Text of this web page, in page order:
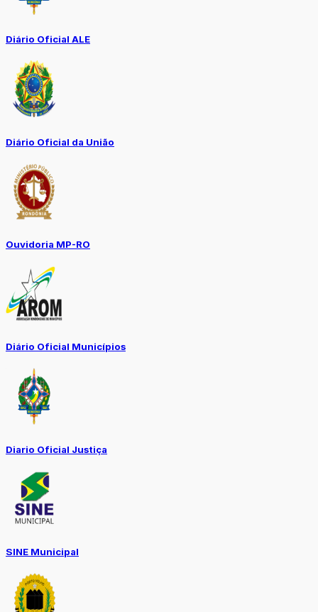
Diário Oficial ALE
Diário Oficial da União
Ouvidoria MP-RO
Diário Oficial Municípios
Diario Oficial Justiça
SINE Municipal